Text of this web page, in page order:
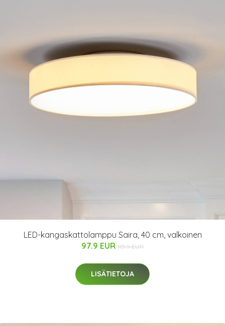
LED-kangaskattolamppu Saira, 40 cm, valkoinen
97.9 EUR 115.9 EUR
LISÄTIETOJA